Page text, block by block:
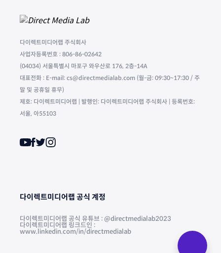
다이렉트미디어랩 주식회사
사업자등록번호 : 806-86-02642
(04034) 서울특별시 마포구 와우산로 176, 2층-14A
대표전화 : E-mail: cs@directmedialab.com (월-금: 09:30~17:30 / 주
말 및 공휴일 휴무)
제호: 다이렉트미디어랩 | 발행인: 다이렉트미디어랩 주식회사 | 등록번호:
서울, 아55103
다이렉트미디어랩 공식 계정
다이렉트미디어랩 공식 유튜브 : @directmedialab2023
다이렉트미디어랩 링크드인 :
www.linkedin.com/in/directmedialab